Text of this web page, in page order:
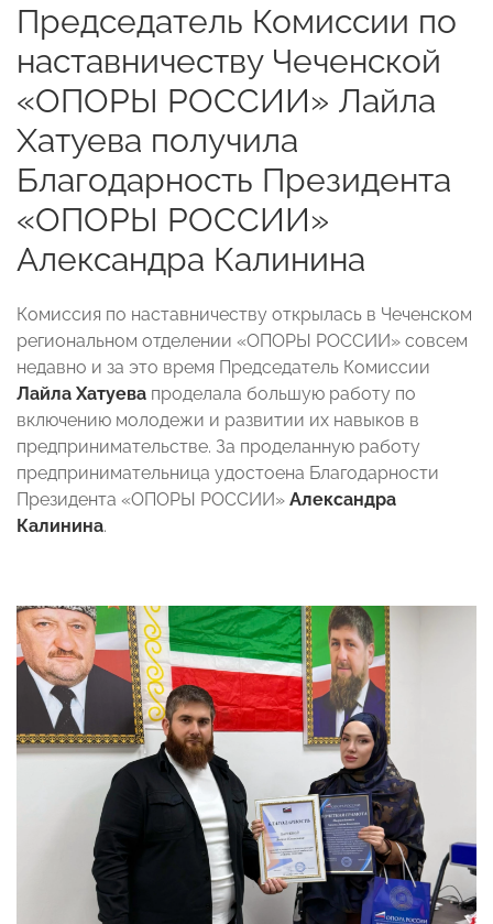
Председатель Комиссии по
наставничеству Чеченской
«ОПОРЫ РОССИИ» Лайла
Хатуева получила
Благодарность Президента
«ОПОРЫ РОССИИ»
Александра Калинина
Комиссия по наставничеству открылась в Чеченском
региональном отделении «ОПОРЫ РОССИИ» совсем
недавно и за это время Председатель Комиссии
Лайла Хатуева проделала большую работу по
включению молодежи и развитии их навыков в
предпринимательстве. За проделанную работу
предпринимательница удостоена Благодарности
Президента «ОПОРЫ РОССИИ» Александра
Калинина.